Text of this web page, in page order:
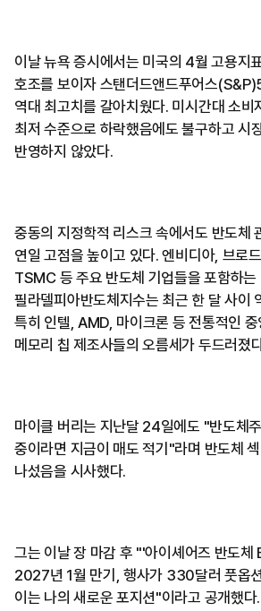
이날 뉴욕 증시에서는 미국의 4월 고용지
호조를 보이자 스탠더드앤드푸어스
역대 최고치를 갈아치웠다. 미시간대 소비
최저 수준으로 하락했음에도 불구하고 시
반영하지 않았다.
중동의 지정학적 리스크 속에서도 반도체
연일 고점을 높이고 있다. 엔비디아, 브로
TSMC 등 주요 반도체 기업들을 포함하는
필라델피아반도체지수는 최근 한 달 사이
특히 인텔, AMD, 마이크론 등 전통적인
메모리 칩 제조사들의 오름세가 두드러졌
마이클 버리는 지난달 24일에도 "반도체
중이라면 지금이 매도 적기"라며 반도체
나섰음을 시사했다.
그는 이날 장 마감 후 "'아이셰어즈 반도
2027년 1월 만기, 행사가 330달러 풋옵
이는 나의 새로운 포지션"이라고 공개했